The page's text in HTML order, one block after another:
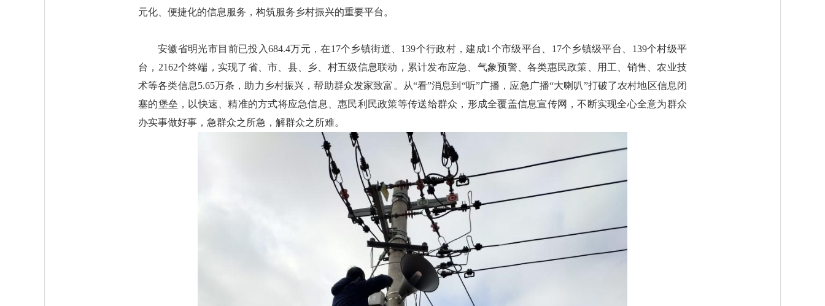
元化、便捷化的信息服务，构筑服务乡村振兴的重要平台。
安徽省明光市目前已投入684.4万元，在17个乡镇街道、139个行政村，建成1个市级平台、17个乡镇级平台、139个村级平
台，2162个终端，实现了省、市、县、乡、村五级信息联动，累计发布应急、气象预警、各类惠民政策、用工、销售、农业技
术等各类信息5.65万条，助力乡村振兴，帮助群众发家致富。从“看”消息到“听”广播，应急广播“大喇叭”打破了农村地区信息闭
塞的堡垒，以快速、精准的方式将应急信息、惠民利民政策等传送给群众，形成全覆盖信息宣传网，不断实现全心全意为群众
办实事做好事，急群众之所急，解群众之所难。